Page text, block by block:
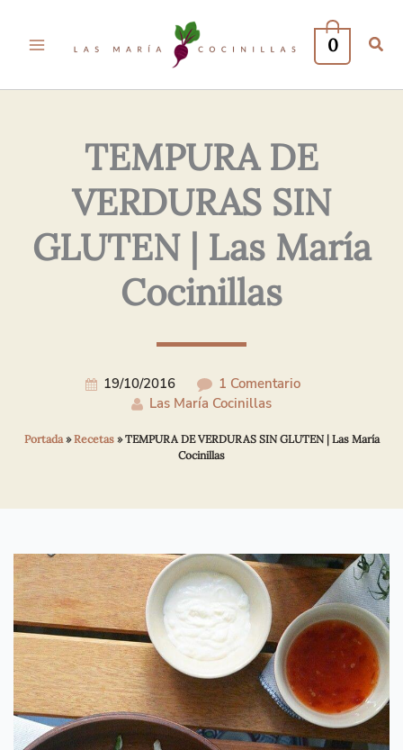
0
TEMPURA DE
VERDURAS SIN
GLUTEN | Las María
Cocinillas
19/10/2016
1 Comentario
Las María Cocinillas
Portada»Recetas»TEMPURA DE VERDURAS SIN GLUTEN | Las María
Cocinillas
Electrónico*